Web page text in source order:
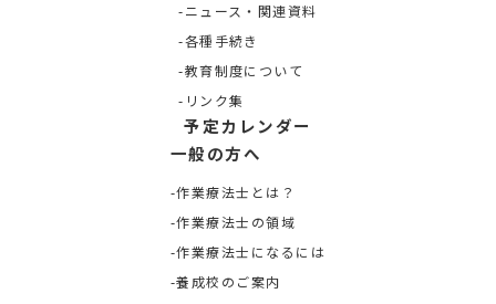
ニュース・関連資料
各種手続き
教育制度について
リンク集
予定カレンダー
一般の方へ
作業療法士とは？
作業療法士の領域
作業療法士になるには
養成校のご案内